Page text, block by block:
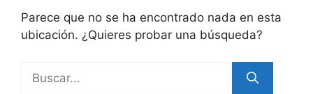
Parece que no se ha encontrado nada en esta
ubicación. ¿Quieres probar una búsqueda?